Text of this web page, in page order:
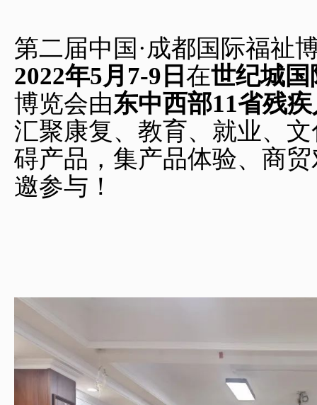
第二届中国·成都国际福祉
2022年5月 7-9 日 在世纪城
博览会由东中西部11省残
汇聚康复、教育、就业、
碍产品，集产品体验、商
邀参与！